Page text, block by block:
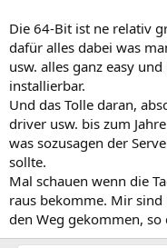
Die 64-Bit ist ne relativ
dafür alles dabei was
usw. alles ganz easy
installierbar.
Und das Tolle daran,
driver usw. bis zum
was sozusagen der
sollte.
Mal schauen wenn die
raus bekomme. Mir
den Weg gekommen,